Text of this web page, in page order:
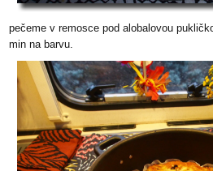
pečeme v remosce pod alobalovou
min na barvu.